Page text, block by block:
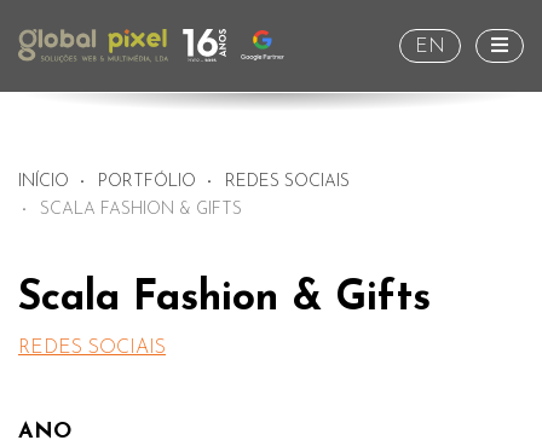
EN
INÍCIO PORTFÓLIO
REDES SOCIAIS
SCALA FASHION & GIFTS
Scala Fashion & Gifts
REDES SOCIAIS
ANO